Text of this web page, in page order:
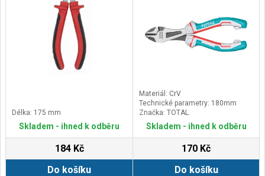
Délka: 175 mm
Skladem - ihned k odběru
184 Kč
Do košíku
Materiál: CrV
Technické parametry: 180mm
Značka: TOTAL
Skladem - ihned k odběru
170 Kč
Do košíku